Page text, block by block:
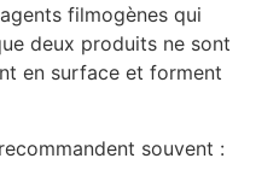
filmogènes qui
deux produits ne sont
en surface et forment
souvent :